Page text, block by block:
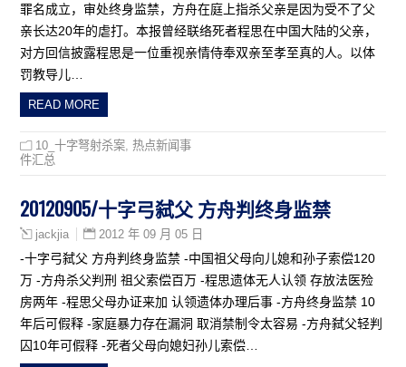
罪名成立，审处终身监禁，方舟在庭上指杀父亲是因为受不了父
亲长达20年的虐打。本报曾经联络死者程思在中国大陆的父亲，
对方回信披露程思是一位重视亲情侍奉双亲至孝至真的人。以体
罚教导儿…
READ MORE
10_十字弩射杀案 ,热点新闻事
件汇总
20120905/十字弓弑父 方舟判终身监禁
jackjia 2012 年 09 月 05 日
-十字弓弑父 方舟判终身监禁 -中国祖父母向儿媳和孙子索偿120
万 -方舟杀父判刑 祖父索偿百万 -程思遗体无人认领 存放法医殓
房两年 -程思父母办证来加 认领遗体办理后事 -方舟终身监禁 10
年后可假释 -家庭暴力存在漏洞 取消禁制令太容易 -方舟弑父轻判
囚10年可假释 -死者父母向媳妇孙儿索偿…